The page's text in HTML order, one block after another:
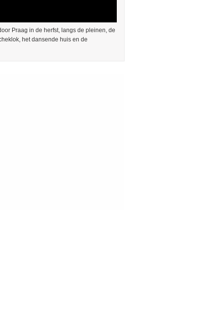
Praag in de herfst, langs de pleinen, de
het dansende huis en de